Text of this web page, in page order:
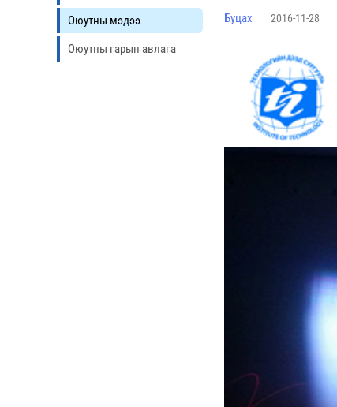
Оюутны мэдээ
Оюутны гарын авлага
Буцах 2016-11-28